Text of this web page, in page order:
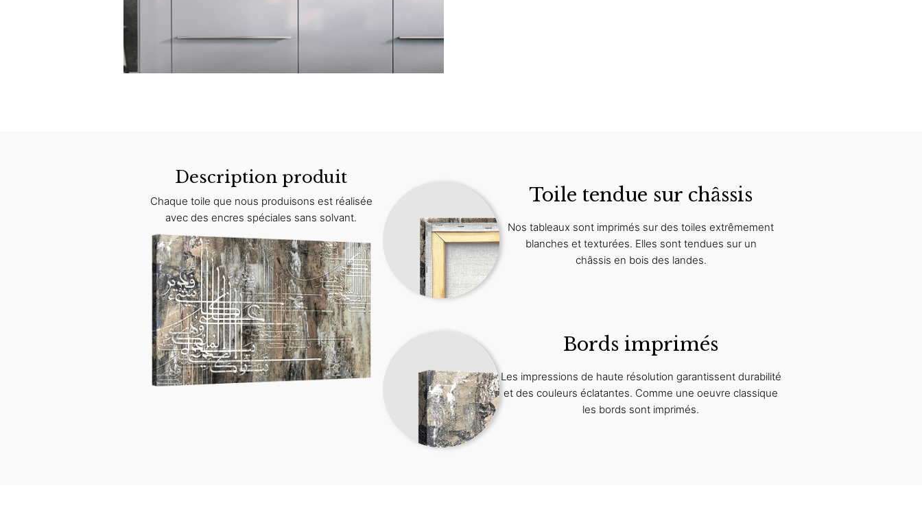
Description produit
Chaque toile que nous produisons est réalisée
avec des encres spéciales sans solvant.
Toile tendue sur châssis
Nos tableaux sont imprimés sur des toiles extrêmement
blanches et texturées. Elles sont tendues sur un
châssis en bois des landes.
Bords imprimés
Les impressions de haute résolution garantissent durabilité
et des couleurs éclatantes. Comme une oeuvre classique
les bords sont imprimés.